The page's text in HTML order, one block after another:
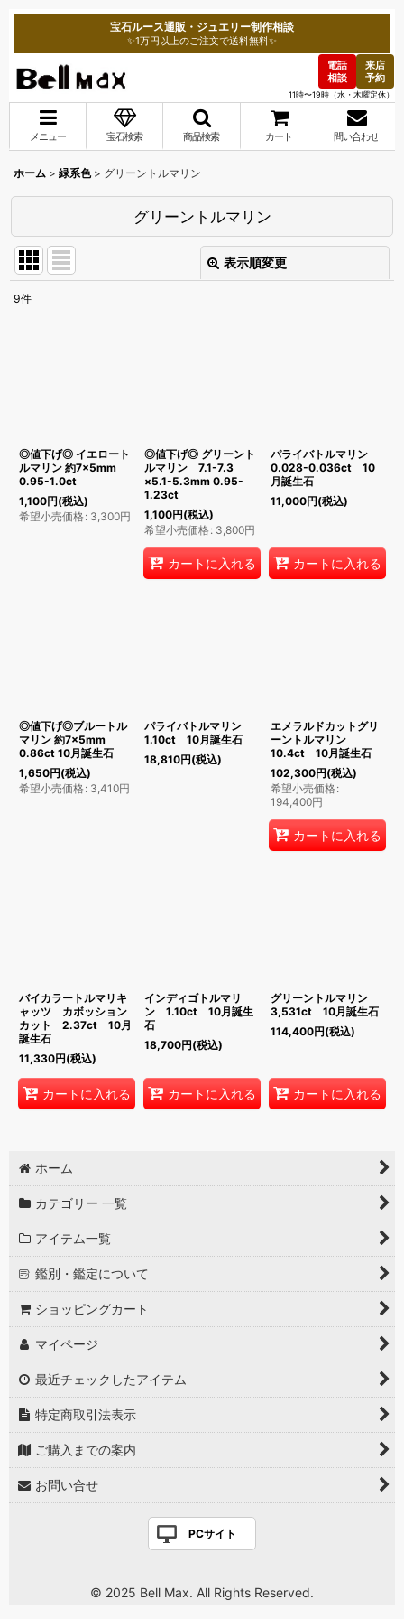
宝石ルース通販・ジュエリー制作相談
✨1万円以上のご注文で送料無料✨
電話
相談
来店
予約
11時〜19時（水・木曜定休）
メニュー 宝石検索 商品検索 カート 問い合わせ
ホーム > 緑系色 > グリーントルマリン
グリーントルマリン
表示順変更
9件
◎値下げ◎ イエロート
ルマリン 約7×5mm
0.95-1.0ct
1,100円(税込)
希望小売価格 : 3,300円
◎値下げ◎ グリーント
ルマリン 7.1-7.3
×5.1-5.3mm 0.95-
1.23ct
1,100円(税込)
希望小売価格 : 3,800円
カートに入れる
パライバトルマリン
0.028-0.036ct 10
月誕生石
11,000円(税込)
カートに入れる
◎値下げ◎ブルートル
マリン 約7×5mm
0.86ct 10月誕生石
1,650円(税込)
希望小売価格 : 3,410円
パライバトルマリン
1.10ct 10月誕生石
18,810円(税込)
エメラルドカットグリ
ーントルマリン
10.4ct 10月誕生石
102,300円(税込)
希望小売価格 :
194,400円
カートに入れる
バイカラートルマリキ
ャッツ カボッション
カット 2.37ct 10月
誕生石
11,330円(税込)
カートに入れる
インディゴトルマリ
ン 1.10ct 10月誕生
石
18,700円(税込)
カートに入れる
グリーントルマリン
3,531ct 10月誕生石
114,400円(税込)
カートに入れる
ホーム
カテゴリー 一覧
アイテム一覧
鑑別・鑑定について
ショッピングカート
マイページ
最近チェックしたアイテム
特定商取引法表示
ご購入までの案内
お問い合せ
PCサイト
© 2025 Bell Max. All Rights Reserved.